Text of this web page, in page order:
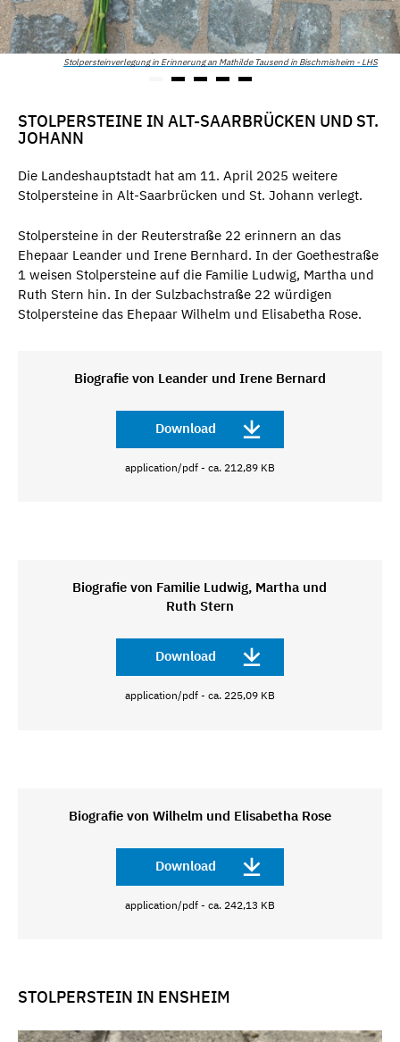
Stolpersteinverlegung in Erinnerung an Mathilde Tausend in Bischmisheim - LHS
STOLPERSTEINE IN ALT-SAARBRÜCKEN UND ST.
JOHANN
Die Landeshauptstadt hat am 11. April 2025 weitere
Stolpersteine in Alt-Saarbrücken und St. Johann verlegt.
Stolpersteine in der Reuterstraße 22 erinnern an das
Ehepaar Leander und Irene Bernhard. In der Goethestraße
1 weisen Stolpersteine auf die Familie Ludwig, Martha und
Ruth Stern hin. In der Sulzbachstraße 22 würdigen
Stolpersteine das Ehepaar Wilhelm und Elisabetha Rose.
Biografie von Leander und Irene Bernard
Download
application/pdf - ca. 212,89 KB
Biografie von Familie Ludwig, Martha und
Ruth Stern
Download
application/pdf - ca. 225,09 KB
Biografie von Wilhelm und Elisabetha Rose
Download
application/pdf - ca. 242,13 KB
STOLPERSTEIN IN ENSHEIM